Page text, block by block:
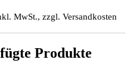
MwSt., zzgl. Versandkosten
Produkte